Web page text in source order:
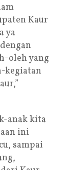
Kaur
ya
oleh yang
kegiatan
anak kita
ini
sampai